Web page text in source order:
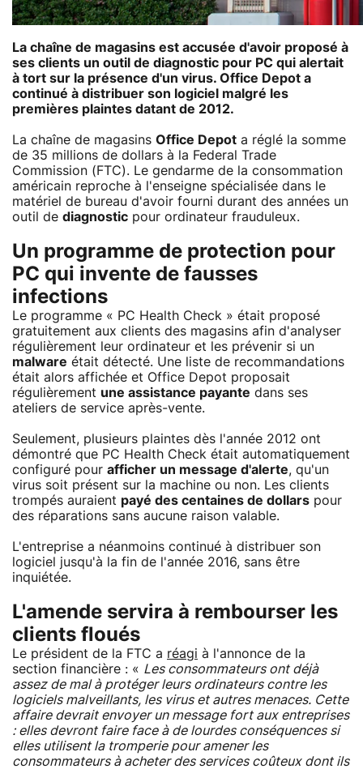
La chaîne de magasins est accusée d'avoir proposé à
ses clients un outil de diagnostic pour PC qui alertait
à tort sur la présence d'un virus. Office Depot a
continué à distribuer son logiciel malgré les
premières plaintes datant de 2012.
La chaîne de magasins Office Depot a réglé la somme
de 35 millions de dollars à la Federal Trade
Commission (FTC). Le gendarme de la consommation
américain reproche à l'enseigne spécialisée dans le
matériel de bureau d'avoir fourni durant des années un
outil de diagnostic pour ordinateur frauduleux.
Un programme de protection pour
PC qui invente de fausses
infections
Le programme « PC Health Check » était proposé
gratuitement aux clients des magasins afin d'analyser
régulièrement leur ordinateur et les prévenir si un
malware était détecté. Une liste de recommandations
était alors affichée et Office Depot proposait
régulièrement une assistance payante dans ses
ateliers de service après-vente.
Seulement, plusieurs plaintes dès l'année 2012 ont
démontré que PC Health Check était automatiquement
configuré pour afficher un message d'alerte, qu'un
virus soit présent sur la machine ou non. Les clients
trompés auraient payé des centaines de dollars pour
des réparations sans aucune raison valable.
L'entreprise a néanmoins continué à distribuer son
logiciel jusqu'à la fin de l'année 2016, sans être
inquiétée.
L'amende servira à rembourser les
clients floués
Le président de la FTC a réagi à l'annonce de la
section financière : « Les consommateurs ont déjà
assez de mal à protéger leurs ordinateurs contre les
logiciels malveillants, les virus et autres menaces. Cette
affaire devrait envoyer un message fort aux entreprises
: elles devront faire face à de lourdes conséquences si
elles utilisent la tromperie pour amener les
consommateurs à acheter des services coûteux dont ils